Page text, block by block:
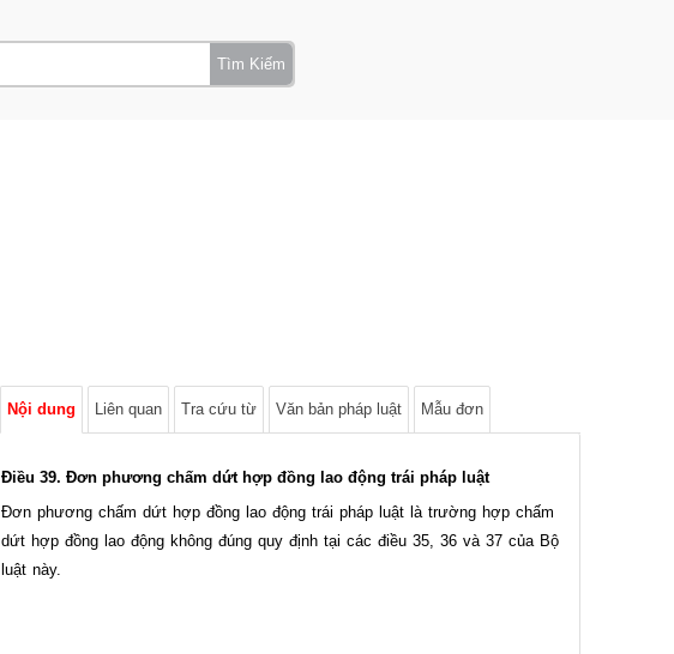
Tìm Kiếm
Nội dung Liên quan Tra cứu từ Văn bản pháp luật Mẫu đơn
Điều 39. Đơn phương chấm dứt hợp đồng lao động trái pháp luật
Đơn phương chấm dứt hợp đồng lao động trái pháp luật là trường hợp chấm
dứt hợp đồng lao động không đúng quy định tại các điều 35, 36 và 37 của Bộ
luật này.